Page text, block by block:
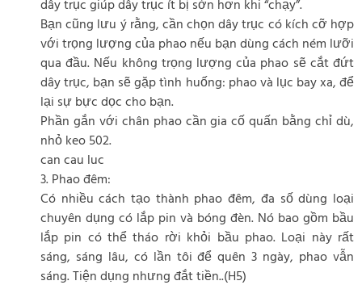
dây trục giúp dây trục ít bị sờn hơn khi “chạy”.
Bạn cũng lưu ý rằng, cần chọn dây trục có kích cỡ hợp
với trọng lượng của phao nếu bạn dùng cách ném lưỡi
qua đầu. Nếu không trọng lượng của phao sẽ cắt đứt
dây trục, bạn sẽ gặp tình huống: phao và lục bay xa, để
lại sự bực dọc cho bạn.
Phần gắn với chân phao cần gia cố quấn bằng chỉ dù,
nhỏ keo 502.
can cau luc
3. Phao đêm:
Có nhiều cách tạo thành phao đêm, đa số dùng loại
chuyên dụng có lắp pin và bóng đèn. Nó bao gồm bầu
lắp pin có thể tháo rời khỏi bầu phao. Loại này rất
sáng, sáng lâu, có lần tôi để quên 3 ngày, phao vẫn
sáng. Tiện dụng nhưng đắt tiền..(H5)